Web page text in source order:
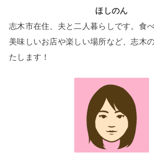
ほしのん
志木市在住、夫と二人暮らしです。食
美味しいお店や楽しい場所など、志木
たします！